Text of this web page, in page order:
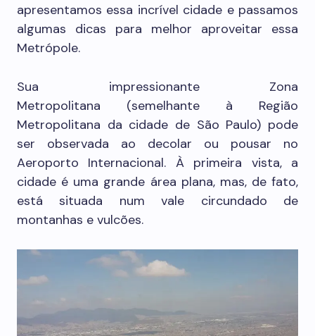
apresentamos essa incrível cidade e passamos
algumas dicas para melhor aproveitar essa
Metrópole.
Sua impressionante Zona
Metropolitana (semelhante à Região
Metropolitana da cidade de São Paulo) pode
ser observada ao decolar ou pousar no
Aeroporto Internacional. À primeira vista, a
cidade é uma grande área plana, mas, de fato,
está situada num vale circundado de
montanhas e vulcões.